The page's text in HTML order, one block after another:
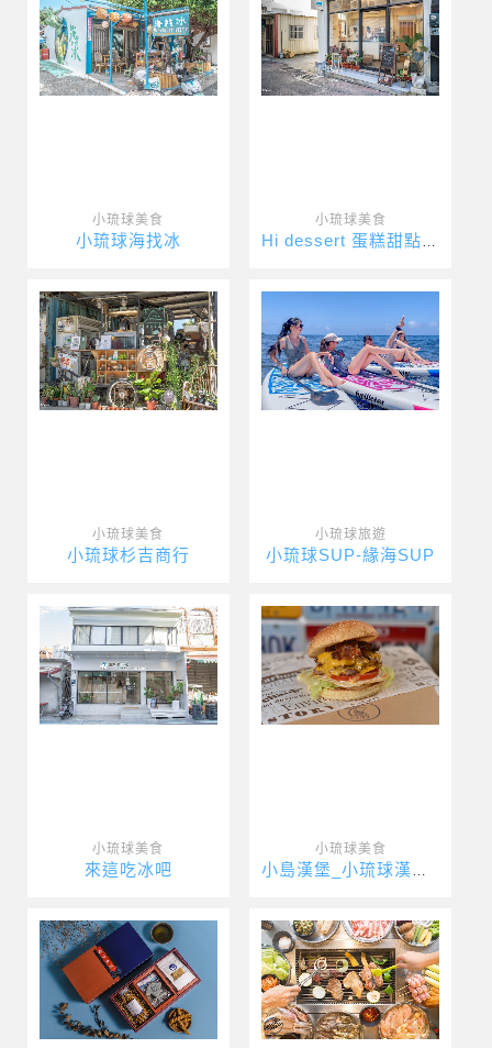
小琉球美食
小琉球海找冰
小琉球美食
小琉球美食
小琉球杉吉商行
小琉球旅遊
小琉球SUP-緣海SUP
小琉球美食
來這吃冰吧
小琉球美食